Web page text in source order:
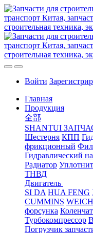
Войти
Главная
Продукция
全部
SHANTUI
Шестерня КПП
фрикционный
Гидравлический
Радиатор
ТНВД
Двигатель
SI DA HUA FENG
CUMMINS
форсунка
Турбокомпрессор
Погрузчик